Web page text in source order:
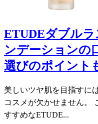
ETUDEダブル
ンデーションの
選びのポイント
美しいツヤ肌を目指すに
コスメが欠かせません。
すすめなETUDE...